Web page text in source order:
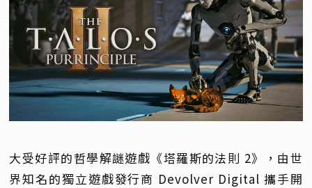
大受好評的哲學解謎遊戲《塔羅斯的法則 2》，由世
界知名的獨立遊戲發行商 Devolver Digital 攜手開